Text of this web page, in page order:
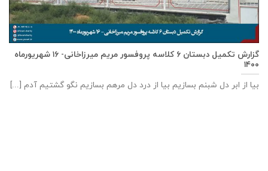
گزارش تکمیل دبستان ۶ کلاسه پروفسور مریم میرزاخانی- ۱۶ شهریورماه
۱۴۰۰
بیا از ابر دل شبنم بسازیم بیا از درد دل مرهم بسازیم نگو گشتیم آدم [...]